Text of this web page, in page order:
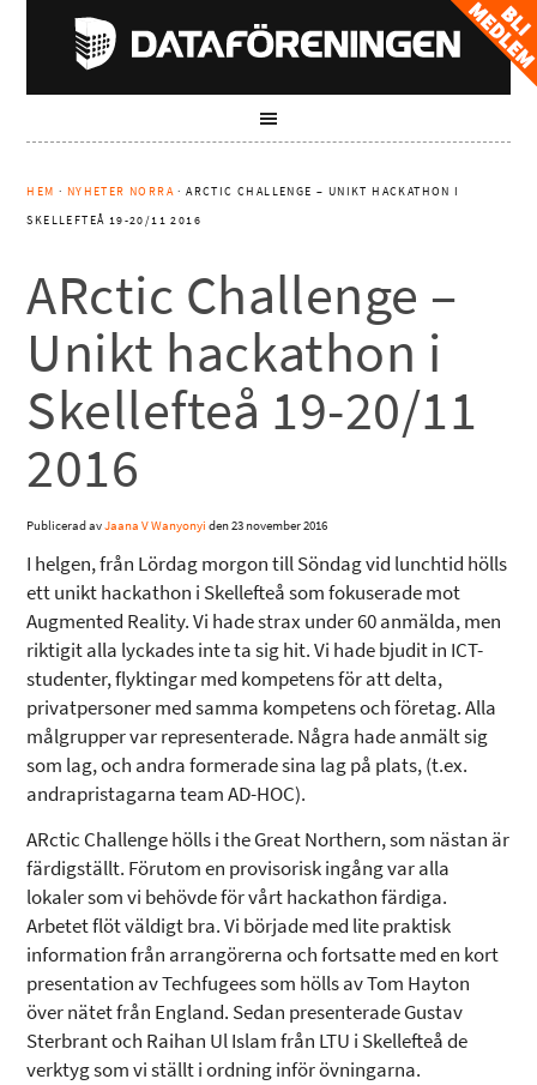
HEM · NYHETER NORRA · ARCTIC CHALLENGE – UNIKT HACKATHON I
SKELLEFTEÅ 19-20/11 2016
ARctic Challenge –
Unikt hackathon i
Skellefteå 19-20/11
2016
Publicerad avJaana V Wanyonyi den23 november 2016
I helgen, från Lördag morgon till Söndag vid lunchtid hölls
ett unikt hackathon i Skellefteå som fokuserade mot
Augmented Reality. Vi hade strax under 60 anmälda, men
riktigit alla lyckades inte ta sig hit. Vi hade bjudit in ICT-
studenter, flyktingar med kompetens för att delta,
privatpersoner med samma kompetens och företag. Alla
målgrupper var representerade. Några hade anmält sig
som lag, och andra formerade sina lag på plats, (t.ex.
andrapristagarna team AD-HOC).
ARctic Challenge hölls i the Great Northern, som nästan är
färdigställt. Förutom en provisorisk ingång var alla
lokaler som vi behövde för vårt hackathon färdiga.
Arbetet flöt väldigt bra. Vi började med lite praktisk
information från arrangörerna och fortsatte med en kort
presentation av Techfugees som hölls av Tom Hayton
över nätet från England. Sedan presenterade Gustav
Sterbrant och Raihan Ul Islam från LTU i Skellefteå de
verktyg som vi ställt i ordning inför övningarna.